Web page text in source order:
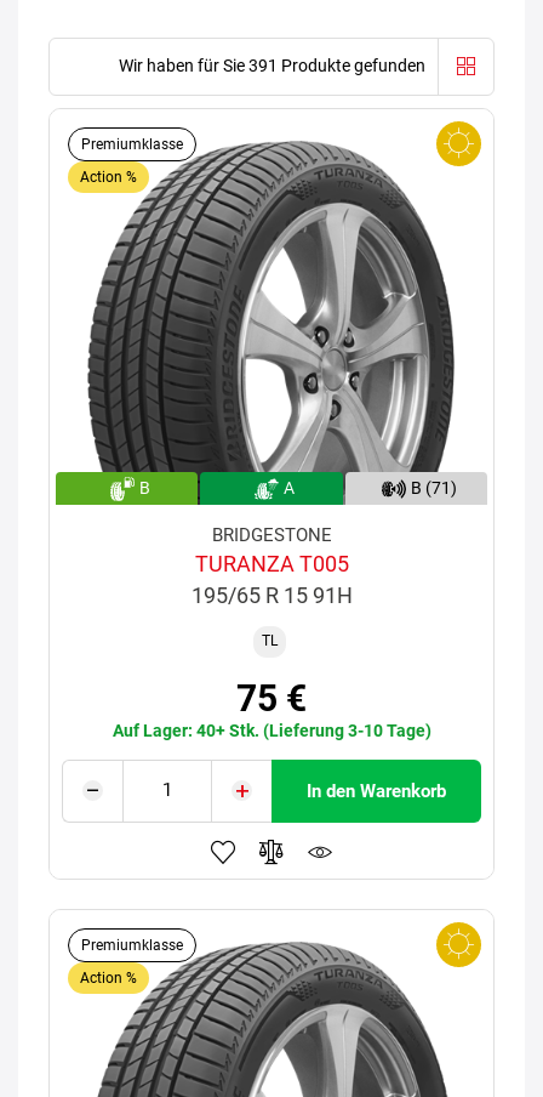
Wir haben für Sie 391 Produkte gefunden
Premiumklasse
Action %
B A B (71)
BRIDGESTONE
TURANZA T005
195/65 R 15 91H
TL
75 €
Auf Lager: 40+ Stk. (Lieferung 3-10 Tage)
In den Warenkorb
Premiumklasse
Action %